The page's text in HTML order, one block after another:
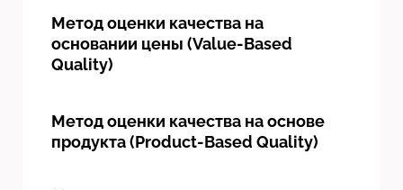
Метод оценки качества на
основании цены (Value-Based
Quality)
Метод оценки качества на основе
продукта (Product-Based Quality)